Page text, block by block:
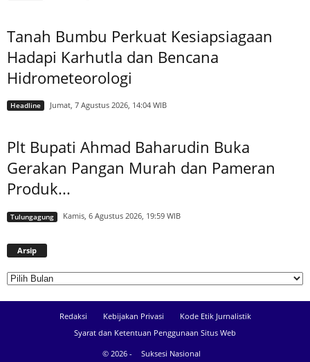
Tanah Bumbu Perkuat Kesiapsiagaan
Hadapi Karhutla dan Bencana
Hidrometeorologi
Headline Jumat, 7 Agustus 2026, 14:04 WIB
Plt Bupati Ahmad Baharudin Buka
Gerakan Pangan Murah dan Pameran
Produk...
Tulungagung Kamis, 6 Agustus 2026, 19:59 WIB
Arsip
Redaksi Kebijakan Privasi
Kode Etik Jurnalistik
Syarat dan Ketentuan Penggunaan Situs Web
© 2026 -
Suksesi Nasional